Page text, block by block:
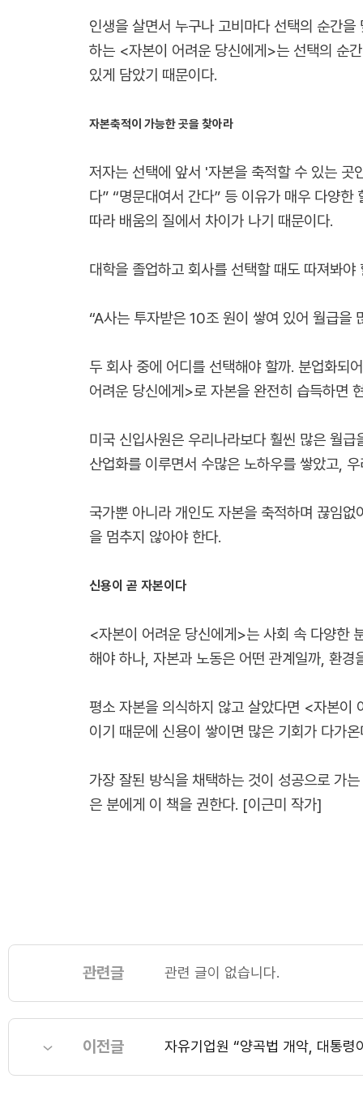
인생을 살면서 누구나 고비마다 선택의 순간
하는 <자본이 어려운 당신에게>는 선택의 순
있게 담았기 때문이다.
자본축적이 가능한 곳을 찾아라
저자는 선택에 앞서 '자본을 축적할 수 있는 곳
다” “명문대여서 간다” 등 이유가 매우 다양
따라 배움의 질에서 차이가 나기 때문이다.
대학을 졸업하고 회사를 선택할 때도 따져봐야
“A사는 투자받은 10조 원이 쌓여 있어 월급을
두 회사 중에 어디를 선택해야 할까. 분업화되
어려운 당신에게>로 자본을 완전히 습득하면
미국 신입사원은 우리나라보다 훨씬 많은 월
산업화를 이루면서 수많은 노하우를 쌓았고,
국가뿐 아니라 개인도 자본을 축적하며 끊임
을 멈추지 않아야 한다.
신용이 곧 자본이다
<자본이 어려운 당신에게>는 사회 속 다양한
해야 하나, 자본과 노동은 어떤 관계일까, 환
평소 자본을 의식하지 않고 살았다면 <자본이
이기 때문에 신용이 쌓이면 많은 기회가 다가
가장 잘된 방식을 채택하는 것이 성공으로 가
은 분에게 이 책을 권한다. [이근미 작가]
관련글 관련 글이 없습니다.
이전글 자유기업원 “양곡법 개악, 대통령